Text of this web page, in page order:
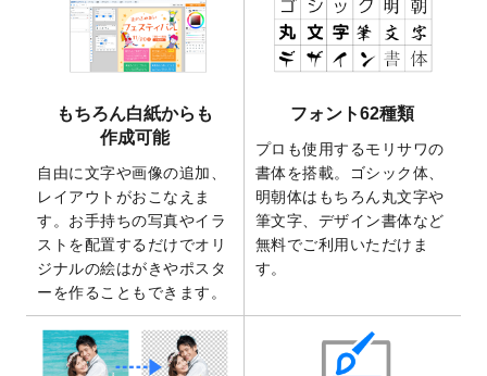
2025/9/10
喪中はがき・寒中見舞いのデザインテンプ
レートを公開いたしました。
2025/8/1
9,160万点以上の写真やイラスト素材が無料
2025/7/30
キャンバスプリントのデザインテンプレー
トを追加いたしました。
2025/6/30
暑中見舞いのデザインテンプレートを追加
しました。
2025/6/27
キャンバスプリントのデザインテンプレー
トを追加いたしました。
2025/6/24
2026年版1月始まりのカレンダーデザイン
テンプレートを公開いたしました。
2025/6/9
「背景削除機能
」を実装しました。
もちろん白紙からも
作成可能
自由に文字や画像の追加、
レイアウトがおこなえま
す。お手持ちの写真やイラ
ストを配置するだけでオリ
ジナルの絵はがきやポスタ
ーを作ることもできます。
フォント62種類
プロも使用するモリサワの
書体を搭載。ゴシック体、
明朝体はもちろん丸文字や
筆文字、デザイン書体など
無料でご利用いただけま
す。